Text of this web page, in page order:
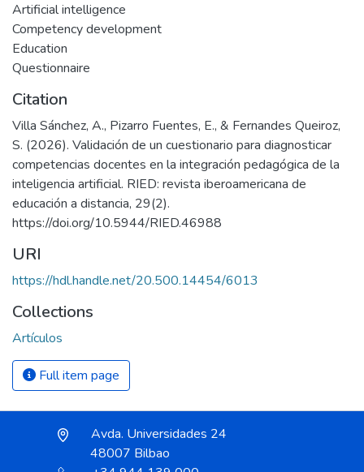
Artificial intelligence
Competency development
Education
Questionnaire
Citation
Villa Sánchez, A., Pizarro Fuentes, E., & Fernandes Queiroz,
S. (2026). Validación de un cuestionario para diagnosticar
competencias docentes en la integración pedagógica de la
inteligencia artificial. RIED: revista iberoamericana de
educación a distancia, 29(2).
https://doi.org/10.5944/RIED.46988
URI
https://hdl.handle.net/20.500.14454/6013
Collections
Artículos
Full item page
Avda. Universidades 24
48007 Bilbao